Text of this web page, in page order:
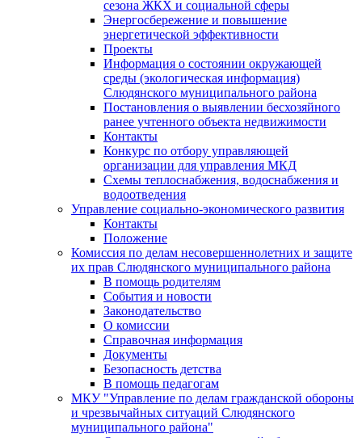
сезона ЖКХ и социальной сферы
Энергосбережение и повышение
энергетической эффективности
Проекты
Информация о состоянии окружающей
среды (экологическая информация)
Слюдянского муниципального района
Постановления о выявлении бесхозяйного
ранее учтенного объекта недвижимости
Контакты
Конкурс по отбору управляющей
организации для управления МКД
Схемы теплоснабжения, водоснабжения и
водоотведения
Управление социально-экономического развития
Контакты
Положение
Комиссия по делам несовершеннолетних и защите
их прав Слюдянского муниципального района
В помощь родителям
События и новости
Законодательство
О комиссии
Справочная информация
Документы
Безопасность детства
В помощь педагогам
МКУ "Управление по делам гражданской обороны
и чрезвычайных ситуаций Слюдянского
муниципального района"